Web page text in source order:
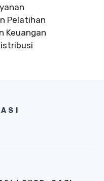
Pelatihan
Keuangan